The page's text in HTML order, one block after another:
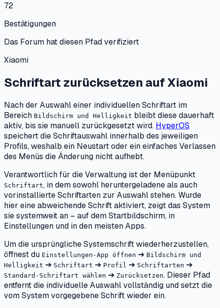
72
Bestätigungen
Das Forum hat diesen Pfad verifiziert
Xiaomi
Schriftart zurücksetzen aufXiaomi
Nach der Auswahl einer individuellen Schriftart im
Bereich Bildschirm und Helligkeit bleibt diese dauerhaft
aktiv, bis sie manuell zurückgesetzt wird. HyperOS
speichert die Schriftauswahl innerhalb des jeweiligen
Profils, weshalb ein Neustart oder ein einfaches Verlassen
des Menüs die Änderung nicht aufhebt.
Verantwortlich für die Verwaltung ist der Menüpunkt
Schriftart, in dem sowohl heruntergeladene als auch
vorinstallierte Schriftarten zur Auswahl stehen. Wurde
hier eine abweichende Schrift aktiviert, zeigt das System
sie systemweit an – auf dem Startbildschirm, in
Einstellungen und in den meisten Apps.
Um die ursprüngliche Systemschrift wiederherzustellen,
öffnest du Einstellungen-App öffnen ➔ Bildschirm und
Helligkeit ➔ Schriftart ➔ Profil ➔ Schriftarten ➔
Standard-Schriftart wählen ➔ Zurücksetzen. Dieser Pfad
entfernt die individuelle Auswahl vollständig und setzt die
vom System vorgegebene Schrift wieder ein.